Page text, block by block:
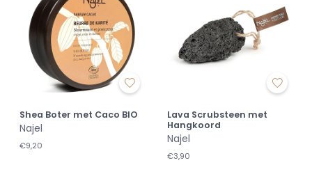
Shea Boter met Caco BIO
Najel
€9,20
Lava Scrubsteen met
Hangkoord
Najel
€3,90